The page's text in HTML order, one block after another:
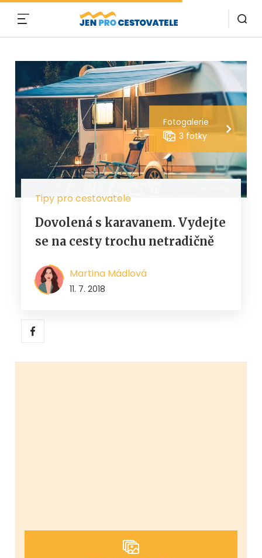
Fotogalerie
3 fotky
Tipy pro cestovatele
Dovolená s karavanem. Vydejte
se na cesty trochu netradičně
Martina Mádlová
11. 7. 2018